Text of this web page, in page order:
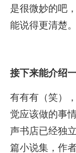
是很微妙的吧
能说得更清楚。
接下来能介绍
有有有（笑）
觉应该做的事
声书店已经独
篇小说集，作